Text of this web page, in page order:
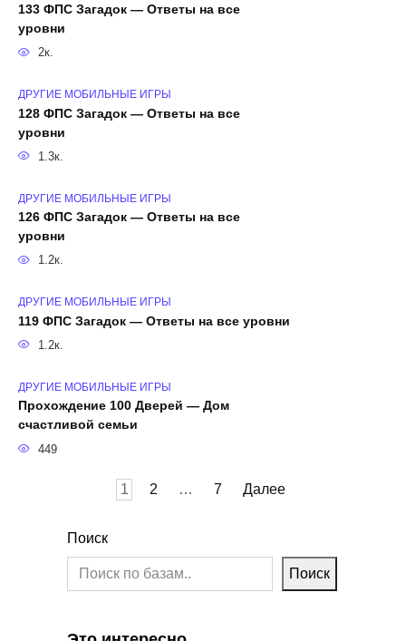
133 ФПС Загадок — Ответы на все
уровни
2к.
ДРУГИЕ МОБИЛЬНЫЕ ИГРЫ
128 ФПС Загадок — Ответы на все
уровни
1.3к.
ДРУГИЕ МОБИЛЬНЫЕ ИГРЫ
126 ФПС Загадок — Ответы на все
уровни
1.2к.
ДРУГИЕ МОБИЛЬНЫЕ ИГРЫ
119 ФПС Загадок — Ответы на все уровни
1.2к.
ДРУГИЕ МОБИЛЬНЫЕ ИГРЫ
Прохождение 100 Дверей — Дом
счастливой семьи
449
1 2 … 7 Далее
Поиск
Поиск